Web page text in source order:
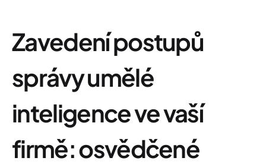
Zavedení postupů
správy umělé
inteligence ve vaší
firmě: osvědčené